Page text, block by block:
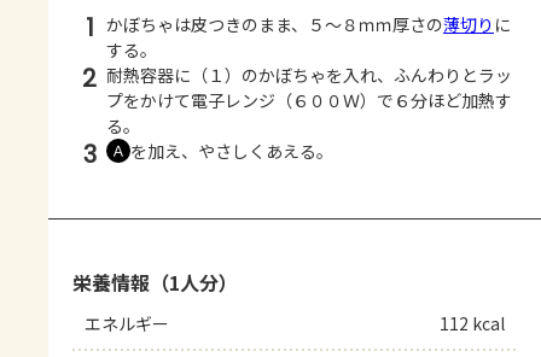
1 かぼちゃは皮つきのまま、５～８ｍｍ厚さの薄切り に
する。
2 耐熱容器に（１）のかぼちゃを入れ、ふんわりとラッ
プをかけて電子レンジ（６００Ｗ）で６分ほど加熱す
る。
3 Ａ を加え、やさしくあえる。
栄養情報（1人分）
エネルギー 112 kcal